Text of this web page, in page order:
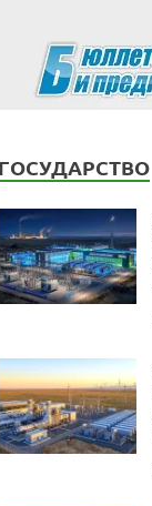
ГОСУДАРСТВО